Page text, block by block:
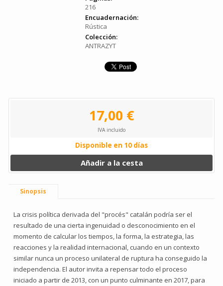
216
Encuadernación:
Rústica
Colección:
ANTRAZYT
17,00 €
IVA incluido
Disponible en 10 días
Añadir a la cesta
Sinopsis
La crisis política derivada del "procés" catalán podría ser el
resultado de una cierta ingenuidad o desconocimiento en el
momento de calcular los tiempos, la forma, la estrategia, las
reacciones y la realidad internacional, cuando en un contexto
similar nunca un proceso unilateral de ruptura ha conseguido la
independencia. El autor invita a repensar todo el proceso
iniciado a partir de 2013, con un punto culminante en 2017, para